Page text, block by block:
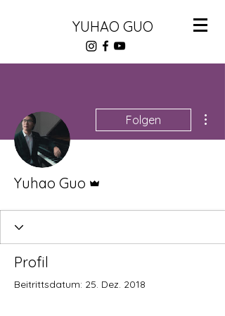
YUHAO GUO
Folgen
Yuhao Guo
Profil
Beitrittsdatum: 25. Dez. 2018